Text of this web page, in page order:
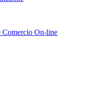
Comercio On-line